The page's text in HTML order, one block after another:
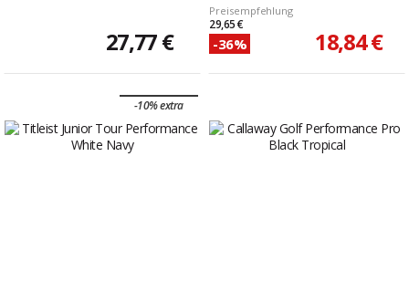
27,77 €
Preisempfehlung
29,65 €
-36% 18,84 €
-10% extra